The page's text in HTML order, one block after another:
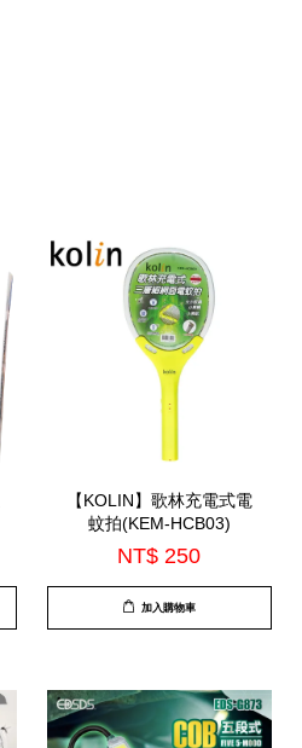
【KOLIN】歌林充電式電
蚊拍(KEM-HCB03)
NT$ 250
加入購物車